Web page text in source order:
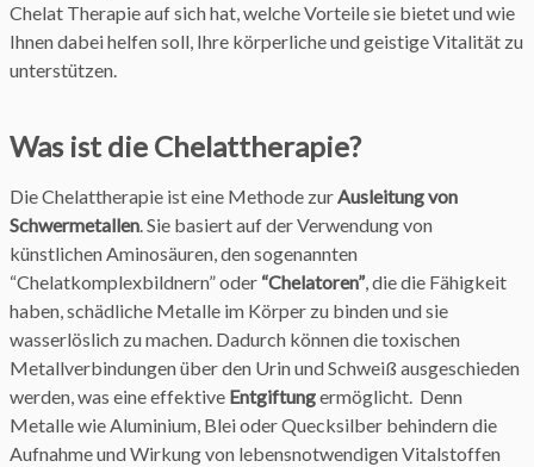
Chelat Therapie auf sich hat, welche Vorteile sie bietet und wie
Ihnen dabei helfen soll, Ihre körperliche und geistige Vitalität zu
unterstützen.
Was ist die Chelattherapie?
Die Chelattherapie ist eine Methode zurAusleitung von
Schwermetallen. Sie basiert auf der Verwendung von
künstlichen Aminosäuren, den sogenannten
“Chelatkomplexbildnern” oder “Chelatoren”, die die Fähigkeit
haben, schädliche Metalle im Körper zu binden und sie
wasserlöslich zu machen. Dadurch können die toxischen
Metallverbindungen über den Urin und Schweiß ausgeschieden
werden, was eine effektive Entgiftungermöglicht. Denn
Metalle wie Aluminium, Blei oder Quecksilber behindern die
Aufnahme und Wirkung von lebensnotwendigen Vitalstoffen